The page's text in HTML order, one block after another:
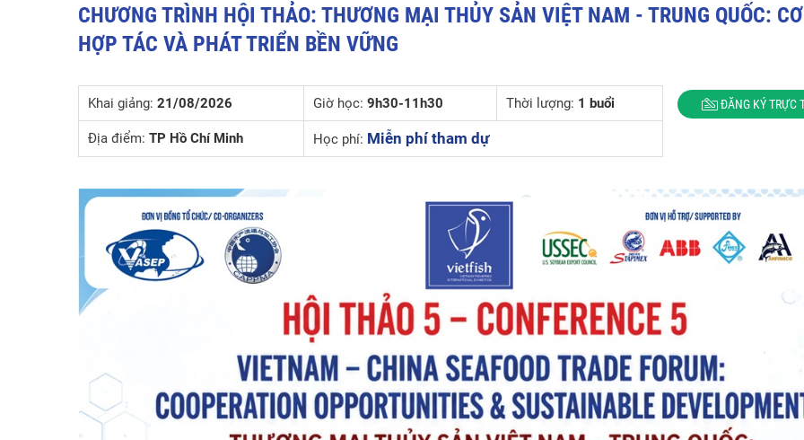
CHƯƠNG TRÌNH HỘI THẢO: THƯƠNG MẠI THỦY SẢN VIỆT NAM - TRUNG QUỐC:
HỢP TÁC VÀ PHÁT TRIỂN BỀN VỮNG
Khai giảng: 21/08/2026 Giờ học: 9h30-11h30 Thời lượng: 1 buổi
Địa điểm: TP Hồ Chí Minh Học phí: Miễn phí tham dự
ĐĂNG KÝ TRỰC